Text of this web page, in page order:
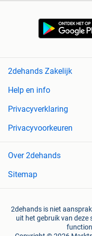
2dehands Zakelijk
Help en info
Privacyverklaring
Privacyvoorkeuren
Over 2dehands
Sitemap
2dehands is niet
uit het gebruik van